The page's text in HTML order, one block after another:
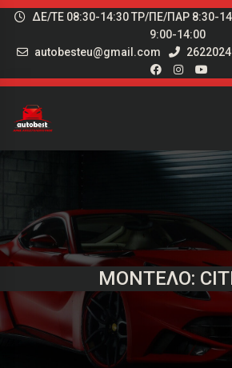
ΔΕ/ΤΕ 08:30-14:30 ΤΡ/ΠΕ/ΠΑΡ 8:30-
9:00-14:00
autobesteu@gmail.com
ΜΟΝΤΈΛΟ: